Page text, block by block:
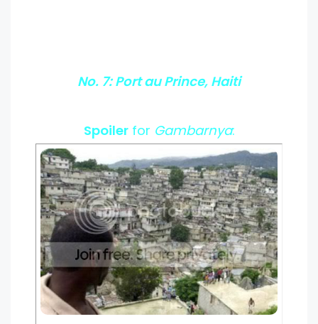
No. 7: Port au Prince, Haiti
Spoilerfor Gambarnya: